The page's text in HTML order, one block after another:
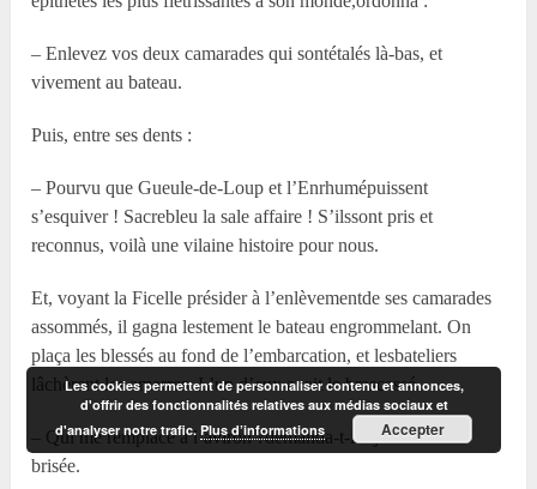
– Enlevez vos deux camarades qui sontétalés là-bas, et
vivement au bateau.
Puis, entre ses dents :
– Pourvu que Gueule-de-Loup et l’Enrhumépuissent
s’esquiver ! Sacrebleu la sale affaire ! S’ilssont pris et
reconnus, voilà une vilaine histoire pour nous.
Et, voyant la Ficelle présider à l’enlèvementde ses camarades
assommés, il gagna lestement le bateau engrommelant. On
plaça les blessés au fond de l’embarcation, et lesbateliers
lâchèrent les amarres. L’un d’eux avait le brascassé.
– Qui me remplace à l’aviron ?demanda-t-il : j’ai une aile
brisée.
Les cookies permettent de personnaliser contenu et annonces,
d'offrir des fonctionnalités relatives aux médias sociaux et
d'analyser notre trafic.Plus d’informations Accepter